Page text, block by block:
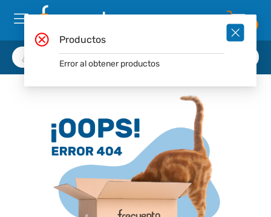
Productos
Error al obtener productos